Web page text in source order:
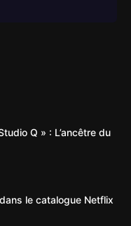
Q » : L’ancêtre du
le catalogue Netflix